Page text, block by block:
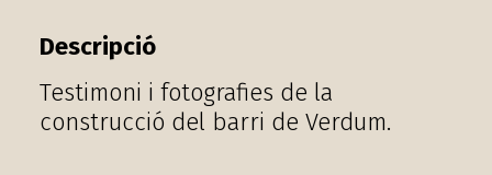
Descripció
Testimoni i fotografies de la
construcció del barri de Verdum.